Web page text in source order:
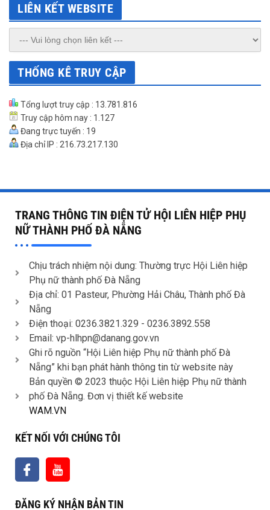
LIÊN KẾT WEBSITE
THỐNG KÊ TRUY CẬP
Tổng lượt truy cập : 13.781.816
Truy cập hôm nay : 1.127
Đang trực tuyến : 19
Địa chỉ IP : 216.73.217.130
TRANG THÔNG TIN ĐIỆN TỬ HỘI LIÊN HIỆP PHỤ
NỮ THÀNH PHỐ ĐÀ NẴNG
Chịu trách nhiệm nội dung: Thường trực Hội Liên hiệp
Phụ nữ thành phố Đà Nẵng
Địa chỉ: 01 Pasteur, Phường Hải Châu, Thành phố Đà
Nẵng
Điện thoại: 0236.3821.329 - 0236.3892.558
Email: vp-hlhpn@danang.gov.vn
Ghi rõ nguồn “Hội Liên hiệp Phụ nữ thành phố Đà
Nẵng” khi bạn phát hành thông tin từ website này
Bản quyền © 2023 thuộc Hội Liên hiệp Phụ nữ thành
phố Đà Nẵng. Đơn vị thiết kế website
WAM.VN
KẾT NỐI VỚI CHÚNG TÔI
ĐĂNG KÝ NHẬN BẢN TIN